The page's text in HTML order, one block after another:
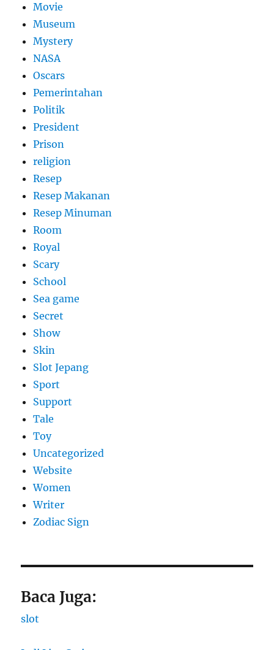
Movie
Museum
Mystery
NASA
Oscars
Pemerintahan
Politik
President
Prison
religion
Resep
Resep Makanan
Resep Minuman
Room
Royal
Scary
School
Sea game
Secret
Show
Skin
Slot Jepang
Sport
Support
Tale
Toy
Uncategorized
Website
Women
Writer
Zodiac Sign
Baca Juga:
slot